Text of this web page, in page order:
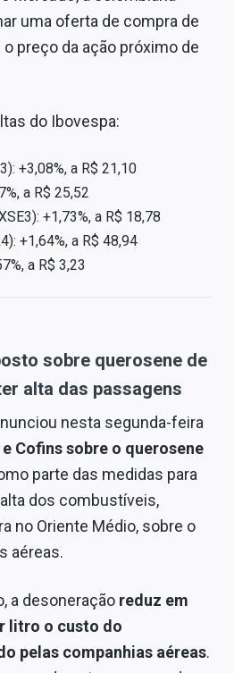
uma oferta de compra de
preço da ação próximo de
do Ibovespa:
+3,08%, a R$ 21,10
a R$ 25,52
+1,73%, a R$ 18,78
+1,64%, a R$ 48,94
a R$ 3,23
sobre querosene de
alta das passagens
nesta segunda-feira
Cofins sobre o querosene
parte das medidas para
dos combustíveis,
no Oriente Médio, sobre o
aéreas.
a desoneração reduz em
litro o custo do
pelas companhias aéreas.